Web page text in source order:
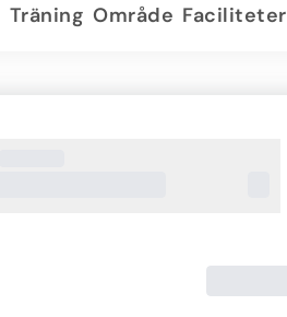
Träning Område Faciliteter